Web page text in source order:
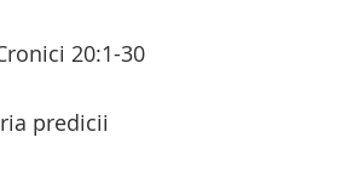
20:1-30
predicii